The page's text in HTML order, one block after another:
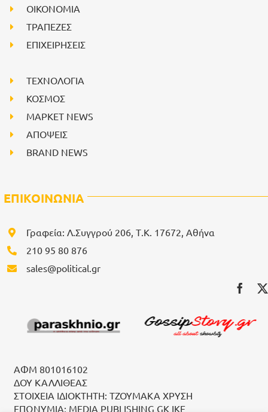
ΟΙΚΟΝΟΜΙΑ
ΤΡΑΠΕΖΕΣ
ΕΠΙΧΕΙΡΗΣΕΙΣ
ΤΕΧΝΟΛΟΓΙΑ
ΚΟΣΜΟΣ
ΜΑΡΚΕΤ NEWS
ΑΠΟΨΕΙΣ
BRAND NEWS
ΕΠΙΚΟΙΝΩΝΙΑ
Γραφεία: Λ.Συγγρού 206, Τ.Κ. 17672, Αθήνα
210 95 80 876
sales@political.gr
ΑΦΜ 801016102
ΔΟΥ ΚΑΛΛΙΘΕΑΣ
ΣΤΟΙΧΕΙΑ ΙΔΙΟΚΤΗΤΗ: ΤΖΟΥΜΑΚΑ ΧΡΥΣΗ
ΕΠΩΝΥΜΙΑ: MEDIA PUBLISHING GK IKE